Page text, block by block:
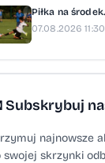
Piłka na
07.08.2026 11:30
Subskrybuj
najnowsze
swojej skrzynki